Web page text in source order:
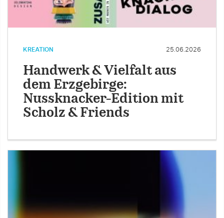
KREATION 25.06.2026
Handwerk & Vielfalt aus
dem Erzgebirge:
Nussknacker-Edition mit
Scholz & Friends